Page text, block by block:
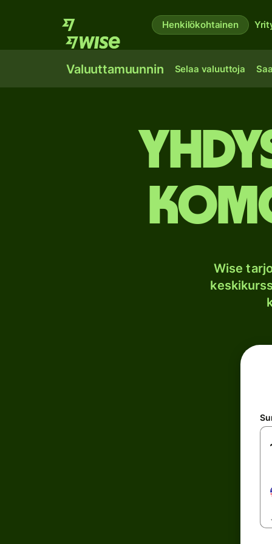
Henkilökohtainen
Valuuttamuunnin Selaa valuuttoja
Wise